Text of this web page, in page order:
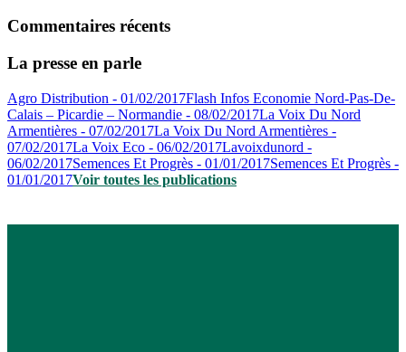
Commentaires récents
La presse en parle
Agro Distribution - 01/02/2017Flash Infos Economie Nord-Pas-De-
Calais – Picardie – Normandie - 08/02/2017La Voix Du Nord
Armentières - 07/02/2017La Voix Du Nord Armentières -
07/02/2017La Voix Eco - 06/02/2017Lavoixdunord -
06/02/2017Semences Et Progrès - 01/01/2017Semences Et Progrès -
01/01/2017Voir toutes les publications